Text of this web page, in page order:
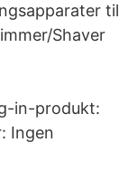
til
Shaver
in-produkt:
Ingen